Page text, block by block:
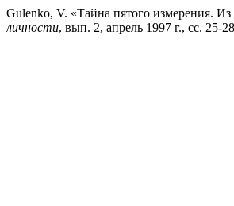
Gulenko, V. «Тайна пятого измерения.
личности, вып. 2, апрель 1997 г., сс. 25-